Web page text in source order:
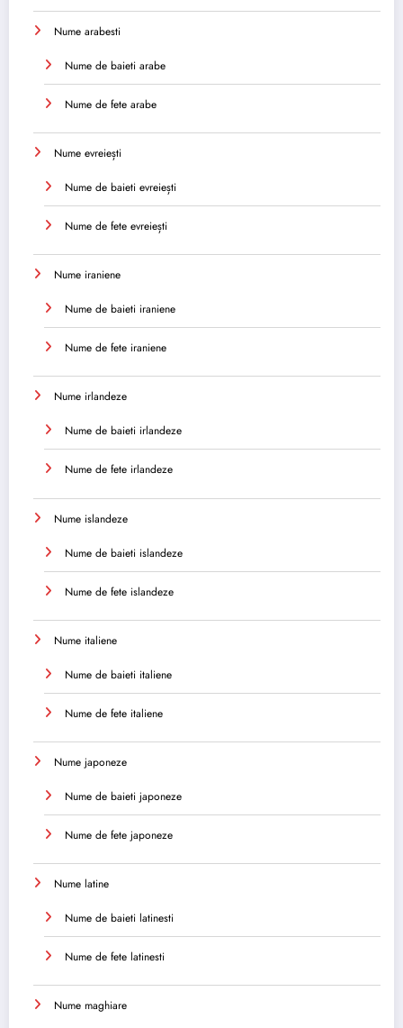
Nume arabesti
Nume de baieti arabe
Nume de fete arabe
Nume evreiești
Nume de baieti evreiești
Nume de fete evreiești
Nume iraniene
Nume de baieti iraniene
Nume de fete iraniene
Nume irlandeze
Nume de baieti irlandeze
Nume de fete irlandeze
Nume islandeze
Nume de baieti islandeze
Nume de fete islandeze
Nume italiene
Nume de baieti italiene
Nume de fete italiene
Nume japoneze
Nume de baieti japoneze
Nume de fete japoneze
Nume latine
Nume de baieti latinesti
Nume de fete latinesti
Nume maghiare